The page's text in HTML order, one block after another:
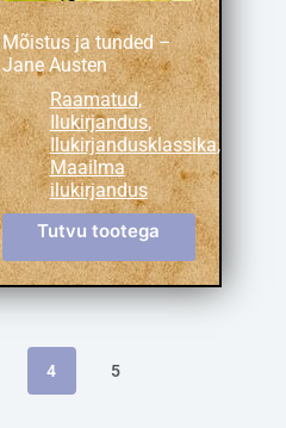
Mõistus ja tunded –
Jane Austen
Raamatud,
Ilukirjandus,
Ilukirjandusklassika,
Maailma
ilukirjandus
Tutvu tootega
4 5